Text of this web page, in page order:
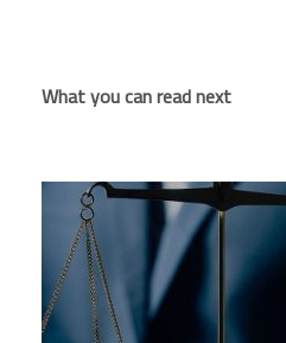
What you can read next